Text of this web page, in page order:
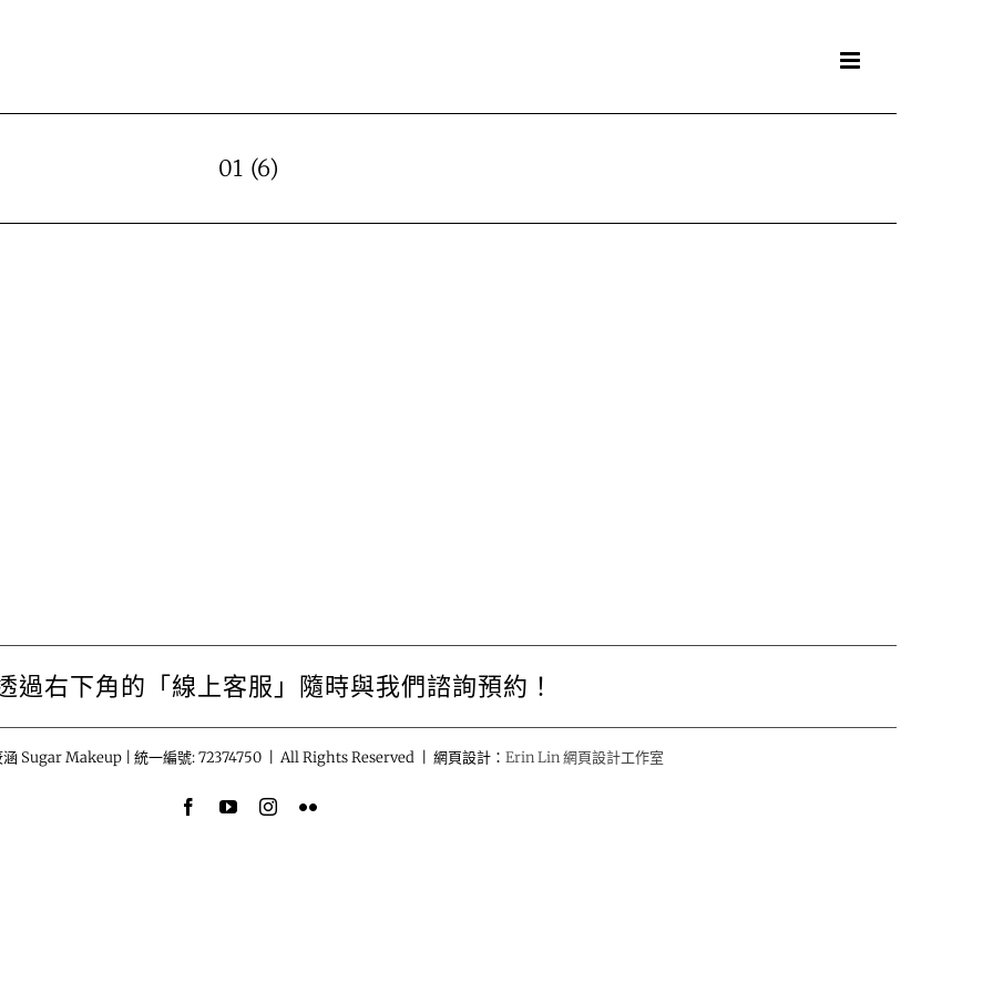
01 (6)
過右下角的「線上客服」隨時與我們諮詢預約！
Sugar Makeup | 統一編號: 72374750 | All Rights Reserved | 網頁設計： Erin Lin 網頁設計工作室
FacebookYouTubeInstagram
Flickr